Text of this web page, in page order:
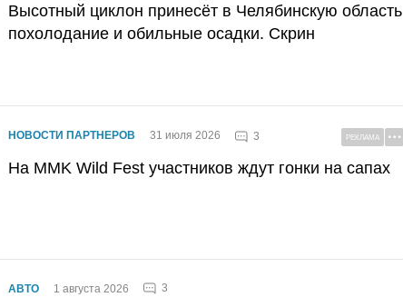
Высотный циклон принесёт в Челябинскую область
похолодание и обильные осадки. Скрин
НОВОСТИ ПАРТНЕРОВ 31 июля 2026 3 РЕКЛАМА
На MMK Wild Fest участников ждут гонки на сапах
АВТО 1 августа 2026 3